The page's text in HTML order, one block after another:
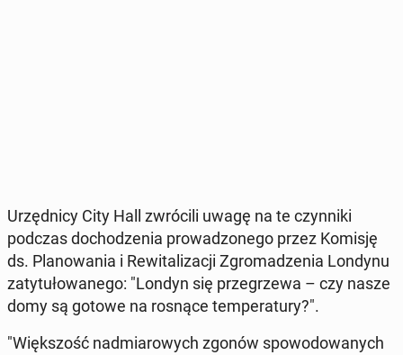
Urzęd­ni­cy City Hall zwró­ci­li uwagę na te czyn­ni­ki
podczas do­cho­dze­nia pro­wa­dzo­ne­go przez Komisję
ds. Pla­no­wa­nia i Re­wi­ta­li­za­cji Zgro­ma­dze­nia Londynu
za­ty­tu­ło­wa­ne­go: "Londyn się prze­grze­wa – czy nasze
domy są gotowe na rosnące tem­pe­ra­tu­ry?".
"Więk­szość nad­mia­ro­wych zgonów spo­wo­do­wa­nych